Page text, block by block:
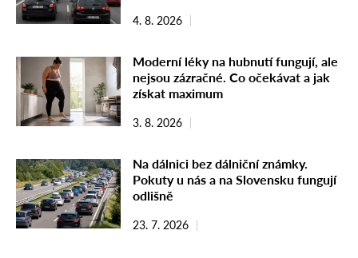
4. 8. 2026
Moderní léky na hubnutí fungují, ale
nejsou zázračné. Co očekávat a jak
získat maximum
3. 8. 2026
Na dálnici bez dálniční známky.
Pokuty u nás a na Slovensku fungují
odlišně
23. 7. 2026